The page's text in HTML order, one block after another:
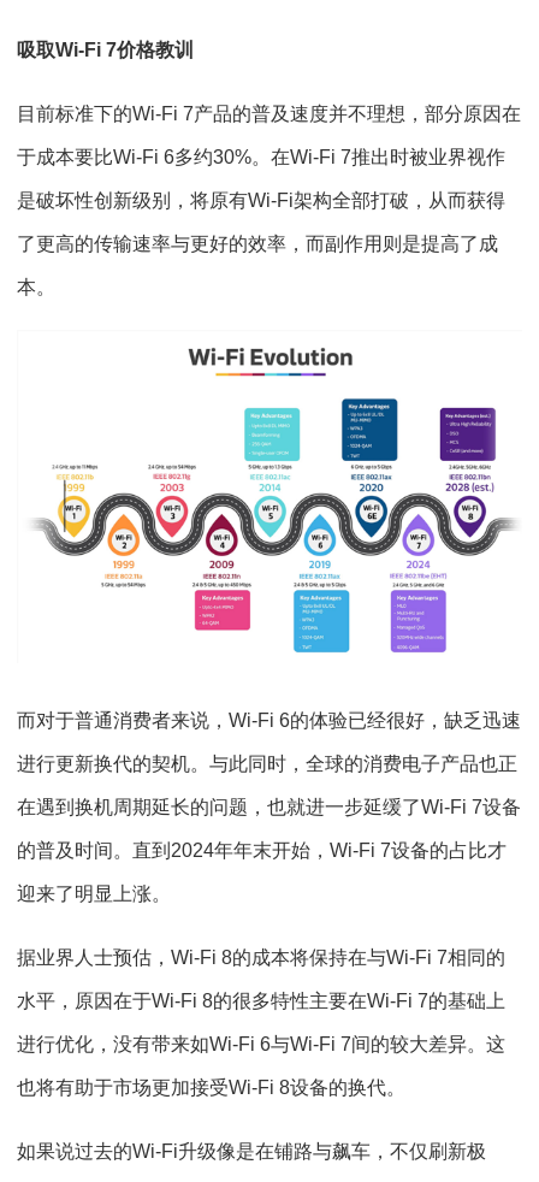
吸取Wi-Fi 7价格教训
目前标准下的Wi-Fi 7产品的普及速度并不理想，部分原因在
于成本要比Wi-Fi 6多约30%。在Wi-Fi 7推出时被业界视作
是破坏性创新级别，将原有Wi-Fi架构全部打破，从而获得
了更高的传输速率与更好的效率，而副作用则是提高了成
本。
而对于普通消费者来说，Wi-Fi 6的体验已经很好，缺乏迅速
进行更新换代的契机。与此同时，全球的消费电子产品也正
在遇到换机周期延长的问题，也就进一步延缓了Wi-Fi 7设备
的普及时间。直到2024年年末开始，Wi-Fi 7设备的占比才
迎来了明显上涨。
据业界人士预估，Wi-Fi 8的成本将保持在与Wi-Fi 7相同的
水平，原因在于Wi-Fi 8的很多特性主要在Wi-Fi 7的基础上
进行优化，没有带来如Wi-Fi 6与Wi-Fi 7间的较大差异。这
也将有助于市场更加接受Wi-Fi 8设备的换代。
如果说过去的Wi-Fi升级像是在铺路与飙车，不仅刷新极